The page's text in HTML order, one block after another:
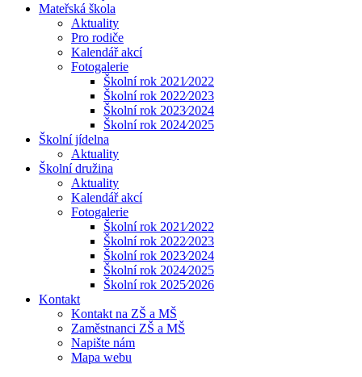
Mateřská škola
Aktuality
Pro rodiče
Kalendář akcí
Fotogalerie
Školní rok 2021⁄2022
Školní rok 2022⁄2023
Školní rok 2023⁄2024
Školní rok 2024⁄2025
Školní jídelna
Aktuality
Školní družina
Aktuality
Kalendář akcí
Fotogalerie
Školní rok 2021⁄2022
Školní rok 2022⁄2023
Školní rok 2023⁄2024
Školní rok 2024⁄2025
Školní rok 2025⁄2026
Kontakt
Kontakt na ZŠ a MŠ
Zaměstnanci ZŠ a MŠ
Napište nám
Mapa webu